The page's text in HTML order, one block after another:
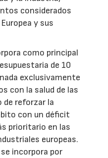
considerados
y sus
como principal
de 10
exclusivamente
con la salud de las
de reforzar la
con un déficit
prioritario en las
europeas.
incorpora por